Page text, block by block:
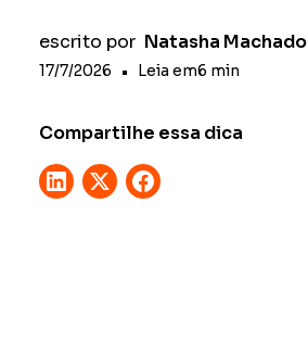
escrito por Natasha Machado
17/7/2026 • Leia em6 min
Compartilhe essa dica